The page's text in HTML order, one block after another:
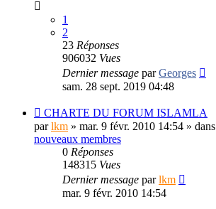
1
2
23 Réponses
906032 Vues
Dernier message parGeorges
sam. 28 sept. 2019 04:48
CHARTE DU FORUM ISLAMLA
parlkm » mar. 9 févr. 2010 14:54 » dans
nouveaux membres
0 Réponses
148315 Vues
Dernier message parlkm
mar. 9 févr. 2010 14:54